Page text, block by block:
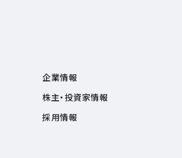
企業情報
株主・投資家情報
採用情報